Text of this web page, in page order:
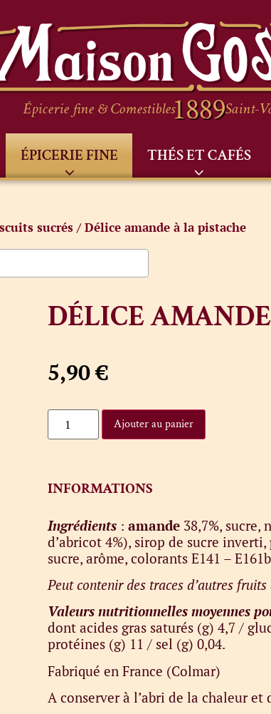
Épicerie fine & Comestibles Saint-
ÉPICERIE FINE THÉS ET CAFÉS
sucrés / Délice amande à la pistache
DÉLICE
5,90€
Ajouter au panier
INFORMATIONS
Ingrédients : amande 38,7%, sucre,
d’abricot 4%), sirop de sucre inverti,
sucre, arôme, colorants E141 –
Peut contenir des traces d’autres
Valeurs nutritionnelles moyennes
dont acides gras saturés (g) 4,7 /
protéines (g) 11 / sel (g) 0,04.
Fabriqué en France (Colmar)
A conserver à l’abri de la chaleur et